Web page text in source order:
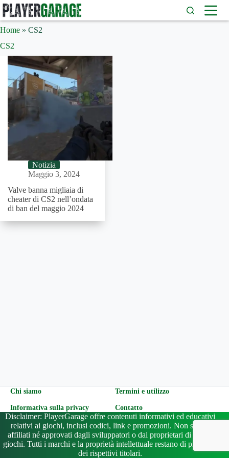
Salta
al
contenuto
Home » CS2
CS2
Notizia
Maggio 3, 2024
Valve banna migliaia di
cheater di CS2 nell’ondata
di ban del maggio 2024
Chi siamo
Termini e utilizzo
Informativa sulla privacy
Contatto
Disclaimer: PlayerGarage offre contenuti informativi ed educativi
relativi ai giochi, inclusi codici, link e promozioni. Non siamo
affiliati né approvati dagli sviluppatori o dai proprietari di questi
giochi. Tutti i marchi e la proprietà intellettuale restano di proprietà
dei rispettivi titolari.